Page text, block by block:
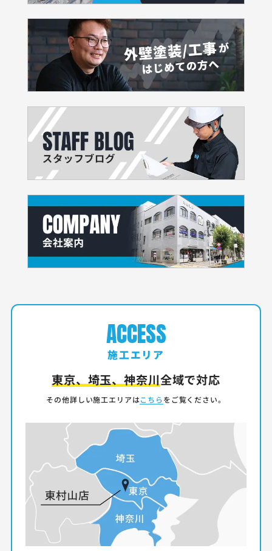
ACCESS
施工エリア
東京、埼玉、神奈川全域で対応
その他詳しい施工エリアはこちらをご覧ください。